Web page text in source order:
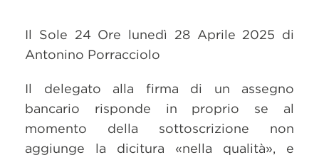
Il Sole 24 Ore lunedì 28 Aprile 2025 di
Antonino Porracciolo
Il delegato alla firma di un assegno
bancario risponde in proprio se al
momento della sottoscrizione non
aggiunge la dicitura «nella qualità», e